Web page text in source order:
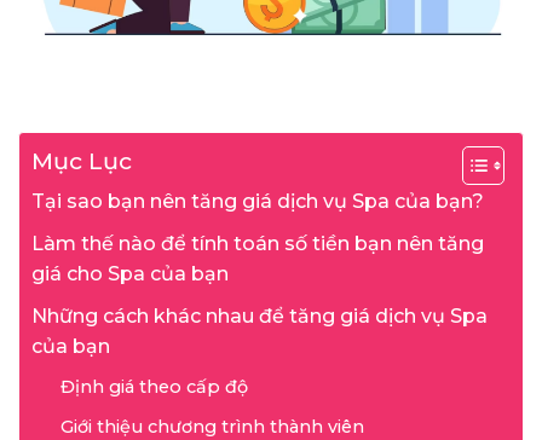
Mục Lục
Tại sao bạn nên tăng giá dịch vụ Spa của bạn?
Làm thế nào để tính toán số tiền bạn nên tăng
giá cho Spa của bạn
Những cách khác nhau để tăng giá dịch vụ Spa
của bạn
Định giá theo cấp độ
Giới thiệu chương trình thành viên